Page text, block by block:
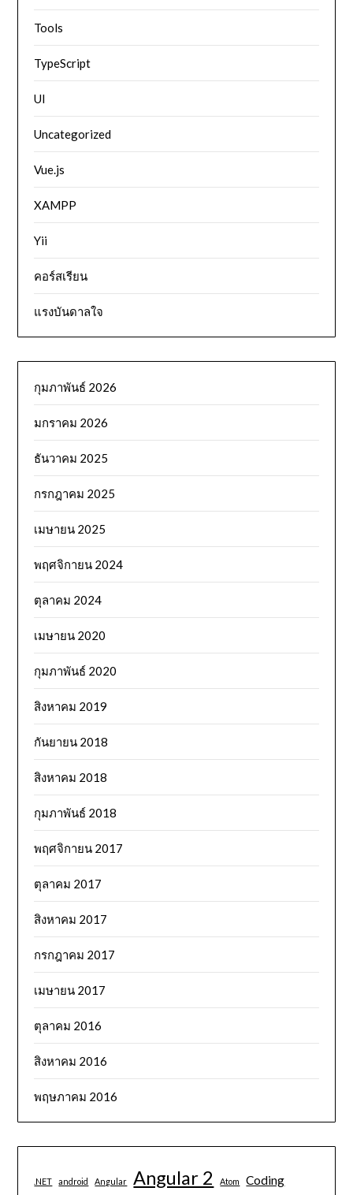
Tools
TypeScript
UI
Uncategorized
Vue.js
XAMPP
Yii
คอร์สเรียน
แรงบันดาลใจ
กุมภาพันธ์ 2026
มกราคม 2026
ธันวาคม 2025
กรกฎาคม 2025
เมษายน 2025
พฤศจิกายน 2024
ตุลาคม 2024
เมษายน 2020
กุมภาพันธ์ 2020
สิงหาคม 2019
กันยายน 2018
สิงหาคม 2018
กุมภาพันธ์ 2018
พฤศจิกายน 2017
ตุลาคม 2017
สิงหาคม 2017
กรกฎาคม 2017
เมษายน 2017
ตุลาคม 2016
สิงหาคม 2016
พฤษภาคม 2016
.NET android Angular Angular 2 Atom
Coding